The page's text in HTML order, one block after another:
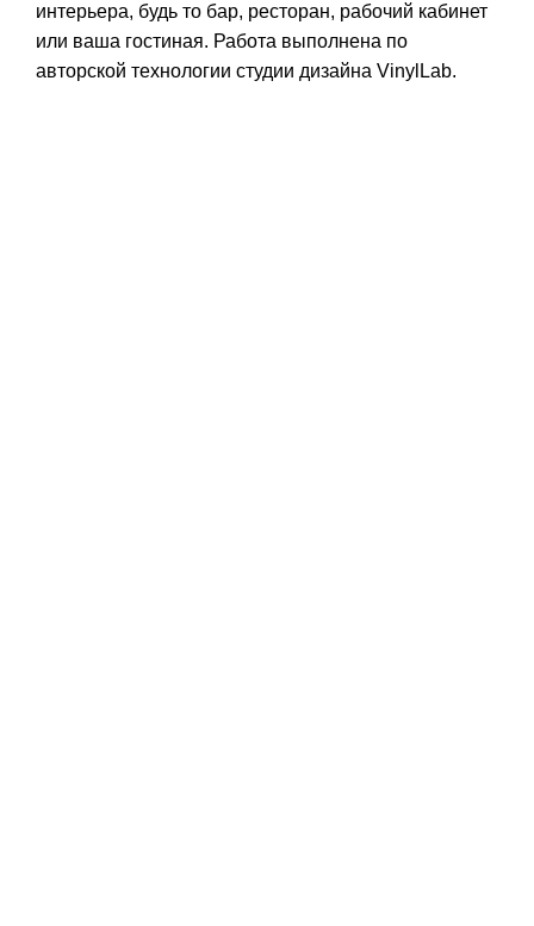
интерьера, будь то бар, ресторан, рабочий кабинет
или ваша гостиная. Работа выполнена по
авторской технологии студии дизайна VinylLab.